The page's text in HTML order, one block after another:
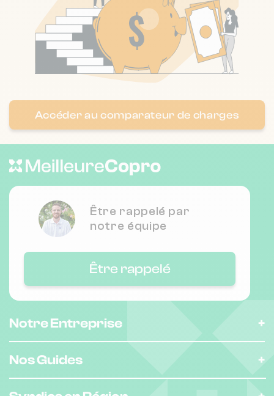
Chauffage collectif
Nombre de lots : 562
2107 r de la source 45160 Olivet
Chauffage collectif
❯
Nombre de lots : 8
39 che de halage 45000 ORLEANS
Nombre de lots : 54
Chauffage individuel
Chauffage individuel
Accéder au comparateur de charges
Être rappelé par
notre équipe
Être rappelé
Notre Entreprise
Nos Guides